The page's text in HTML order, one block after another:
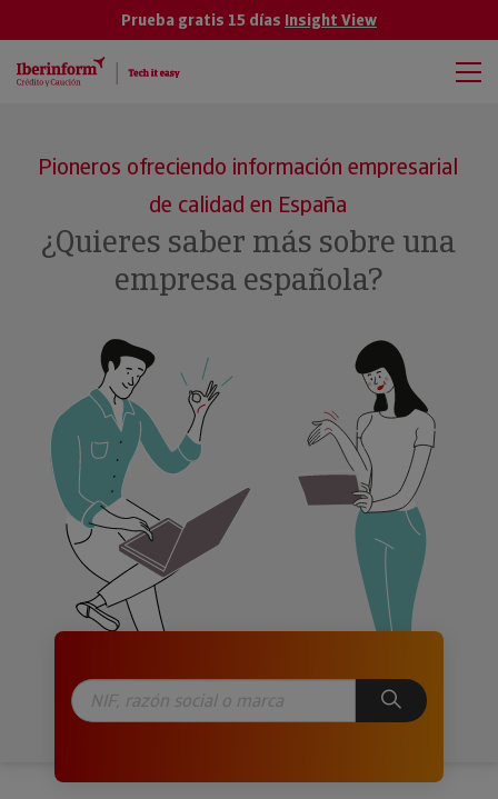
Prueba gratis 15 días Insight View
Pioneros ofreciendo información empresarial
de calidad en España
¿Quieres saber más sobre una
empresa española?